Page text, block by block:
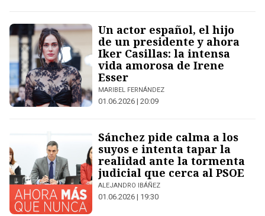
Un actor español, el hijo
de un presidente y ahora
Iker Casillas: la intensa
vida amorosa de Irene
Esser
MARIBEL FERNÁNDEZ
01.06.2026 | 20:09
Sánchez pide calma a los
suyos e intenta tapar la
realidad ante la tormenta
judicial que cerca al PSOE
ALEJANDRO IBÁÑEZ
01.06.2026 | 19:30